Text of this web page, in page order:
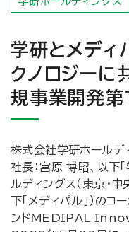
学研とメディ
クノロジー
規事業開発第
株式会社学研ホールデ
社長：宮原 博昭、以下
ルディングス（東京・
下「メディパル」）のコ
ンドMEDIPAL